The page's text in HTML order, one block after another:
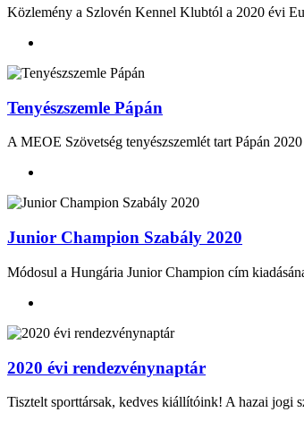
Közlemény a Szlovén Kennel Klubtól a 2020 évi
Tenyészszemle Pápán
A MEOE Szövetség tenyészszemlét tart Pápán
Junior Champion Szabály 2020
Módosul a Hungária Junior Champion cím
2020 évi rendezvénynaptár
Tisztelt sporttársak, kedves kiállítóink! A hazai jogi